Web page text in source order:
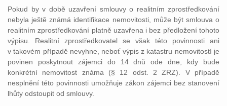
Pokud by v době uzavření smlouvy o realitním zprostředkování
nebyla ještě známá identifikace nemovitosti, může být smlouva o
realitním zprostředkování platně uzavřena i bez předložení tohoto
výpisu. Realitní zprostředkovatel se však této povinnosti ani
v takovém případě nevyhne, neboť výpis z katastru nemovitostí je
povinen poskytnout zájemci do 14 dnů ode dne, kdy bude
konkrétní nemovitost známa (§ 12 odst. 2 ZRZ). V případě
nesplnění této povinnosti umožňuje zákon zájemci bez stanovení
lhůty odstoupit od smlouvy.